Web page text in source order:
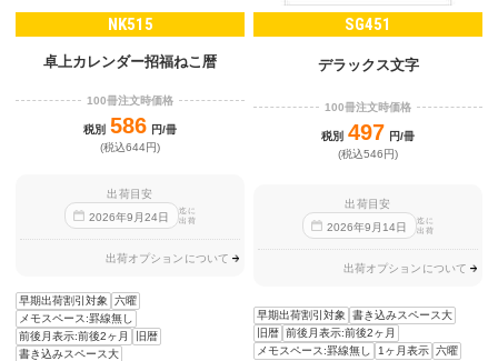
NK515
卓上カレンダー招福ねこ暦
100冊注文時価格
税別 586 円/冊
(税込644円)
出荷目安
2026年9 月24日
迄に
出荷
出荷オプションについて
早期出荷割引対象
六曜
メモスペース:罫線無し
前後月表示:前後2ヶ月
旧暦
書き込みスペース大
SG451
デラックス文字
100冊注文時価格
税別 497 円/冊
(税込546円)
出荷目安
2026年9 月14日
迄に
出荷
出荷オプションについて
早期出荷割引対象
書き込みスペース大
旧暦 前後月表示:前後2ヶ月
メモスペース:罫線無し
1ヶ月表示 六曜